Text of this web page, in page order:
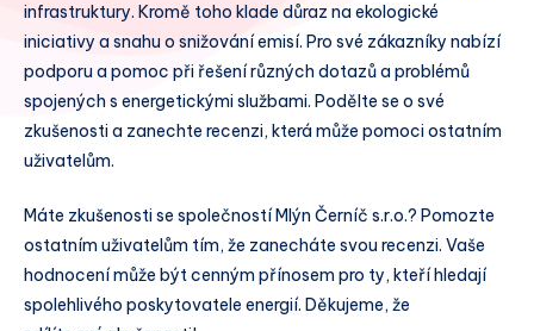
infrastruktury. Kromě toho klade důraz na ekologické
iniciativy a snahu o snižování emisí. Pro své zákazníky nabízí
podporu a pomoc při řešení různých dotazů a problémů
spojených s energetickými službami. Podělte se o své
zkušenosti a zanechte recenzi, která může pomoci ostatním
uživatelům.
Máte zkušenosti se společností Mlýn Černíč s.r.o.? Pomozte
ostatním uživatelům tím, že zanecháte svou recenzi. Vaše
hodnocení může být cenným přínosem pro ty, kteří hledají
spolehlivého poskytovatele energií. Děkujeme, že